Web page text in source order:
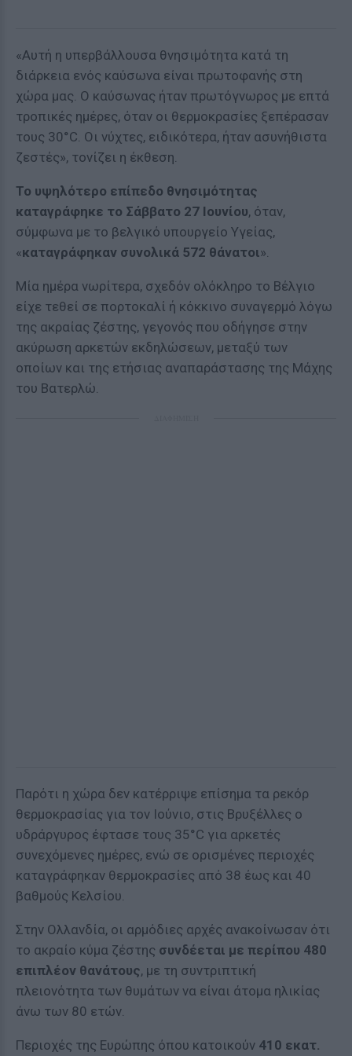
«Αυτή η υπερβάλλουσα θνησιμότητα κατά τη
διάρκεια ενός καύσωνα είναι πρωτοφανής στη
χώρα μας. Ο καύσωνας ήταν πρωτόγνωρος με επτά
τροπικές ημέρες, όταν οι θερμοκρασίες ξεπέρασαν
τους 30°C. Οι νύχτες, ειδικότερα, ήταν ασυνήθιστα
ζεστές», τονίζει η έκθεση.
Το υψηλότερο επίπεδο θνησιμότητας
καταγράφηκε το Σάββατο 27 Ιουνίου, όταν,
σύμφωνα με το βελγικό υπουργείο Υγείας,
«καταγράφηκαν συνολικά 572 θάνατοι».
Μία ημέρα νωρίτερα, σχεδόν ολόκληρο το Βέλγιο
είχε τεθεί σε πορτοκαλί ή κόκκινο συναγερμό λόγω
της ακραίας ζέστης, γεγονός που οδήγησε στην
ακύρωση αρκετών εκδηλώσεων, μεταξύ των
οποίων και της ετήσιας αναπαράστασης της Μάχης
του Βατερλώ.
Παρότι η χώρα δεν κατέρριψε επίσημα τα ρεκόρ
θερμοκρασίας για τον Ιούνιο, στις Βρυξέλλες ο
υδράργυρος έφτασε τους 35°C για αρκετές
συνεχόμενες ημέρες, ενώ σε ορισμένες περιοχές
καταγράφηκαν θερμοκρασίες από 38 έως και 40
βαθμούς Κελσίου.
Στην Ολλανδία, οι αρμόδιες αρχές ανακοίνωσαν ότι
το ακραίο κύμα ζέστης συνδέεται με περίπου 480
επιπλέον θανάτους, με τη συντριπτική
πλειονότητα των θυμάτων να είναι άτομα ηλικίας
άνω των 80 ετών.
Περιοχές της Ευρώπης όπου κατοικούν 410 εκατ.